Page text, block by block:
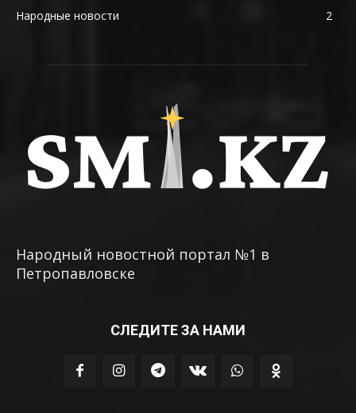
Народные новости
2
Народный новостной портал №1 в
Петропавловске
СЛЕДИТЕ ЗА НАМИ